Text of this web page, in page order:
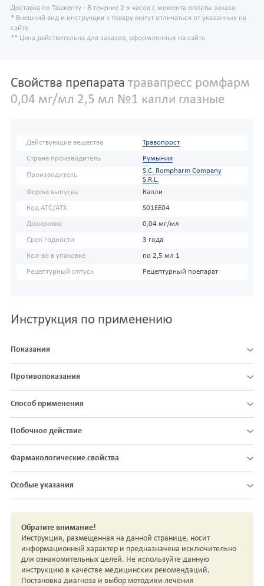
Доставка по Ташкенту - В течение 2-х часов с момента оплаты заказа.
* Внешний вид и инструкция к товару могут отличаться от указанных на
сайте
** Цена действительна для заказов, оформленных на сайте
Свойства препарата травапресс ромфарм
0,04 мг/мл 2,5 мл №1 капли глазные
Действующие вещества Травопрост
Страна производитель Румыния
Производитель
S.C. Rompharm Company
S.R.L.
Форма выпуска
Капли
Код АТС/ATX S01EE04
Дозировка 0,04 мг/мл
Срок годности 3 года
Кол-во в упаковке по 2,5 мл 1
Рецептурный отпуск Рецептурный препарат
Инструкция по применению
Показания
Противопоказания
Способ применения
Побочное действие
Фармакологические свойства
Особые указания
Обратите внимание!
Инструкция, размещенная на данной странице, носит
информационный характер и предназначена исключительно
для ознакомительных целей. Не используйте данную
инструкцию в качестве медицинских рекомендаций.
Постановка диагноза и выбор методики лечения